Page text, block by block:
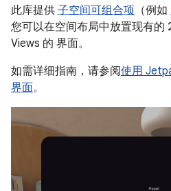
此库提供 子空间可组合项 （例如
您可以在空间布局中放置现有的
Views 的 界面。
如需详细指南，请参阅使用
界面。